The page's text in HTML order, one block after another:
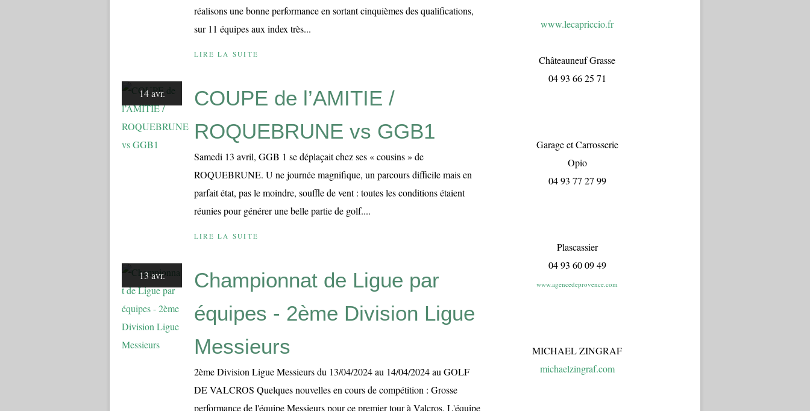
réalisons une bonne performance en sortant cinquièmes des qualifications,
sur 11 équipes aux index très...
LIRE LA SUITE
14 avr.
COUPE de l’AMITIE /
ROQUEBRUNE vs GGB1
Samedi 13 avril, GGB 1 se déplaçait chez ses « cousins » de
ROQUEBRUNE. U ne journée magnifique, un parcours difficile mais en
parfait état, pas le moindre, souffle de vent : toutes les conditions étaient
réunies pour générer une belle partie de golf....
LIRE LA SUITE
13 avr.
Championnat de Ligue par
équipes - 2ème Division Ligue
Messieurs
2ème Division Ligue Messieurs du 13/04/2024 au 14/04/2024 au GOLF
DE VALCROS Quelques nouvelles en cours de compétition : Grosse
performance de l'équipe Messieurs pour ce premier tour à Valcros. L'équipe
www.lecapriccio.fr
Châteauneuf Grasse
04 93 66 25 71
Garage et Carrosserie
Opio
04 93 77 27 99
Plascassier
04 93 60 09 49
www.agencedeprovence.com
MICHAEL ZINGRAF
michaelzingraf.com